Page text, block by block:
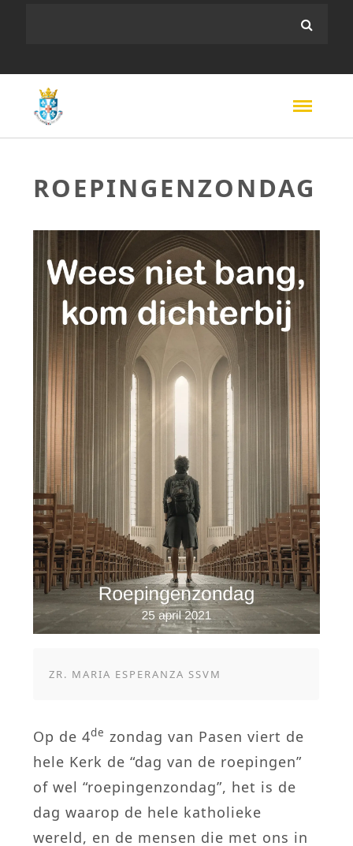
ROEPINGENZONDAG
ZR. MARIA ESPERANZA SSVM
Op de 4de zondag van Pasen viert de
hele Kerk de “dag van de roepingen”
of wel “roepingenzondag”, het is de
dag waarop de hele katholieke
wereld, en de mensen die met ons in